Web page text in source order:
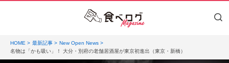
HOME 最新記事
New Open News
名物は「かも吸い」！ 大分・別府の老舗居酒屋が東京初進出（東京・新橋）